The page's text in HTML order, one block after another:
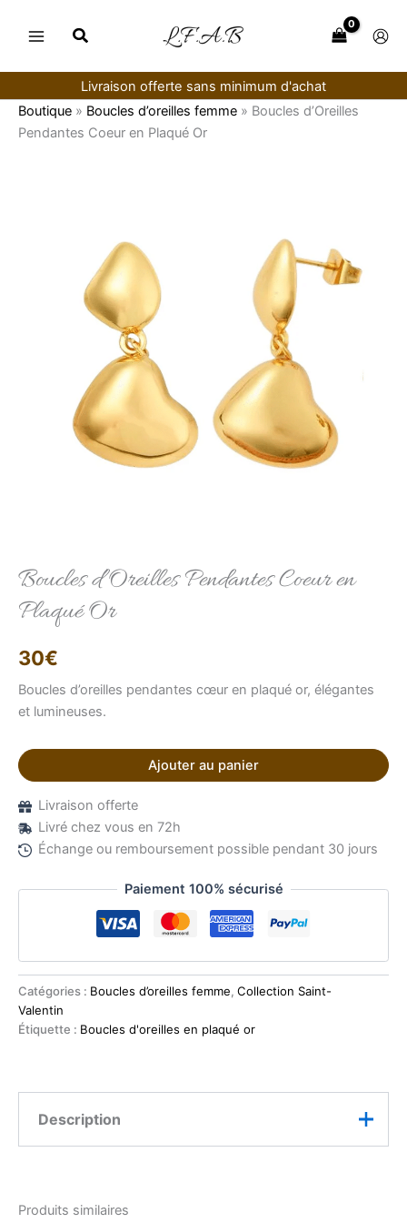
Livraison offerte sans minimum d'achat
Boutique » Boucles d’oreilles femme » Boucles d’Oreilles
Pendantes Coeur en Plaqué Or
Boucles d’Oreilles Pendantes Coeur en
Plaqué Or
30€
Boucles d’oreilles pendantes cœur en plaqué or, élégantes
et lumineuses.
Ajouter au panier
Livraison offerte
Livré chez vous en 72h
Échange ou remboursement possible pendant 30 jours
Paiement 100% sécurisé
Catégories : Boucles d’oreilles femme, Collection Saint-
Valentin
Étiquette : Boucles d'oreilles en plaqué or
Description
leurs formes arrondies et leur éclat doré, elles
Produits similaires
Bonjour, je suis Élise, votre conseillère virtuelle.
Comment puis-je vous aider ?